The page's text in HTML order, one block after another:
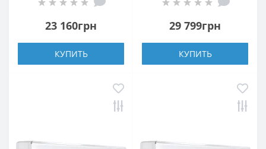
23 160грн
КУПИТЬ
29 799грн
КУПИТЬ